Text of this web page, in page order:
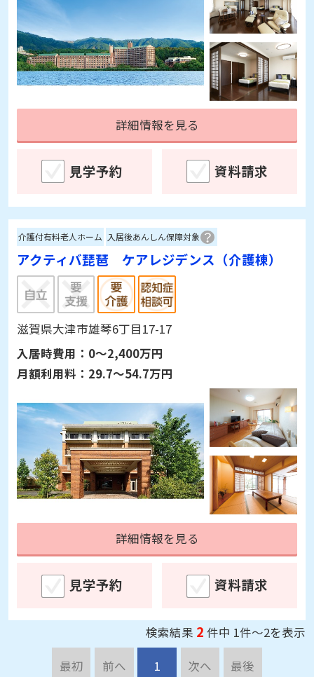
詳細情報を見る
見学予約 資料請求
介護付有料老人ホーム 入居後あんしん保障対象
アクティバ琵琶 ケアレジデンス（介護棟）
滋賀県大津市雄琴6丁目17-17
入居時費用： 0～2,400万円
月額利用料： 29.7～54.7万円
詳細情報を見る
見学予約 資料請求
検索結果 2件中 1件～2を表示
最初
前へ 1 次へ 最後